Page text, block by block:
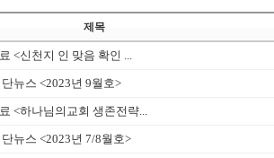
제목
<신천지 인 맞음 확인 ...
뉴스 <2023년 9월호>
<하나님의교회 생존전략...
뉴스 <2023년 7/8월호>